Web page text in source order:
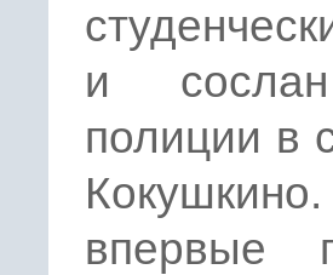
и
полиции в
впервые